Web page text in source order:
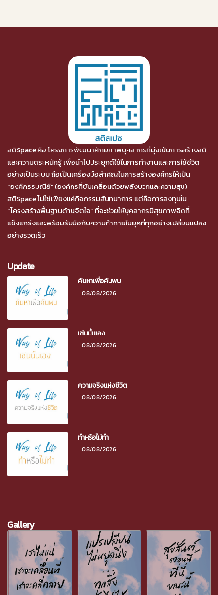
สติSpace คือ โครงการพัฒนาศักยภาพบุคลากรที่มุ่งเน้นการสร้างสติ
และความตระหนักรู้ เพื่อนำไปประยุกต์ใช้ในการทำงานและการใช้ชีวิต
อย่างเป็นระบบ ถือเป็นเครื่องมือสำคัญในการสร้างองค์กรให้เป็น
“องค์กรรมณีย์” (องค์กรที่ขับเคลื่อนด้วยพลังบวกและความสุข)
สติSpace ไม่ใช่เพียงแค่กิจกรรมสันทนาการ แต่คือการลงทุนใน
“โครงสร้างพื้นฐานด้านจิตใจ” ที่จะช่วยให้บุคลากรมีสุขภาพจิตที่
แข็งแกร่งและพร้อมรับมือกับความท้าทายในยุคที่ทุกอย่างเปลี่ยนแปลง
อย่างรวดเร็ว
Update
ค้นหาเพื่อค้นพบ
08/08/2026
เช่นนั้นเอง
08/08/2026
ความจริงแห่งชีวิต
08/08/2026
ทำหรือไม่ทำ
08/08/2026
Gallery